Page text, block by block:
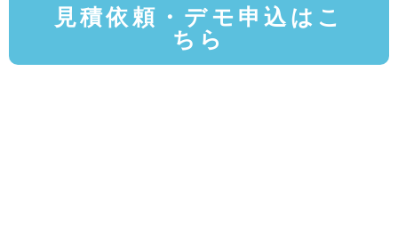
見積依頼・デモ申込はこ
ちら